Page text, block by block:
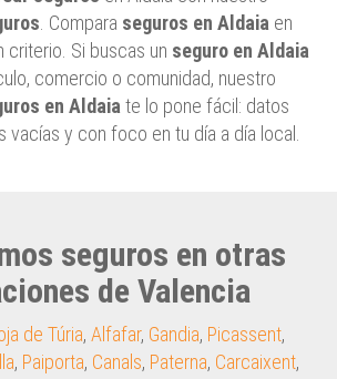
. Compara seguros en Aldaia en
criterio. Si buscas un seguro en Aldaia
comercio o comunidad, nuestro
en Aldaiate lo pone fácil: datos
vacías y con foco en tu día a día local.
seguros en otras
de Valencia
de Túria, Alfafar, Gandia, Picassent,
, Paiporta, Canals, Paterna, Carcaixent,